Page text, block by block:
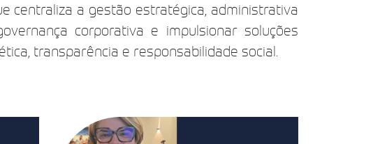
centraliza a gestão estratégica, administrativa
corporativa e impulsionar soluções
transparência e responsabilidade social.